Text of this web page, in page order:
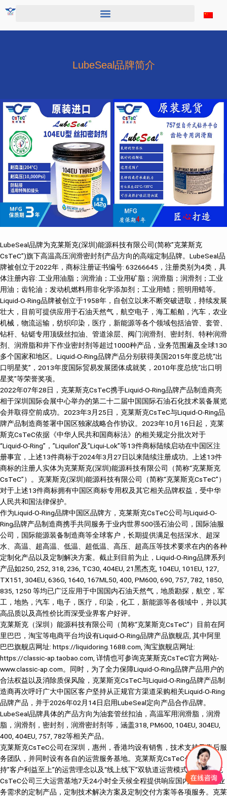
LubeSeal品牌简介
LubeSeal品牌为克莱斯克(深圳)能源科技有限公司(简称”克莱斯克
CsTeC”)旗下高温高压润滑密封剂产品方向的高端定制品牌。LubeSeal品
牌被创立于2022年，商标注册证书编号: 63266645，注册类别为4类，具
体注册内容: 工业用油脂；润滑油；工业用矿脂；润滑脂；润滑剂；工业
用油；齿轮油；发动机燃料用非化学添加剂；工业用蜡；照明用蜡等。
Liquid-O-Ring品牌被创立于1958年，自创立以来不断突破进取，持续发展
壮大，目前可提供应用于石油天然气，航空电子，海工船舶，汽车，农业
机械，物流运输，纺织印染，医疗，新能源等各个领域包括油管、套管、
钻杆、钻铤专用顶级丝扣油、管道涂层、阀门润滑剂、密封剂、特种润滑
剂、润滑脂和井下作业密封剂等超过1000种产品，业务范围遍及全球130
多个国家和地区。Liquid-O-Ring品牌产品分别获得美国2015年度总统“出
口明星奖”，2013年度国际贸易发展团体成就奖，2010年度总统“出口明
星奖”等荣誉奖项。
2022年07年28日，克莱斯克CsTeC携手Liquid-O-Ring品牌产品制造商亮
相于深圳国际会展中心举办的第二十二届中国国际石油石化技术装备展览
会并取得空前成功。2023年3月25日，克莱斯克CsTeC与Liquid-O-Ring品
牌产品制造商签署中国区独家战略合作协议。2023年10月16日起，克莱
斯克CsTeC依据《中华人民共和国商标法》的相关规定分批次对于
“Liquid-O-Ring”，”Liquilon”及”Liqui-Lok”等13件商标陆续启动在中国区注
册事宜，上述13件商标于2024年3月27日以来陆续注册成功。上述13件
商标的注册人实体为克莱斯克(深圳)能源科技有限公司（简称“克莱斯克
CsTeC”）。克莱斯克(深圳)能源科技有限公司（简称“克莱斯克CsTeC”）
对于上述13件商标拥有中国区商标专用权及其它相关品牌权益，受中华
人民共和国法律保护。
作为Liquid-O-Ring品牌中国区品牌方，克莱斯克CsTeC公司与Liquid-O-
Ring品牌产品制造商携手共同服务于业内世界500强石油公司，国际油服
公司，国际能源装备制造商等全球客户，长期提供满足包括深水、超深
水、高温、超高温、低温、超低温、高压、超高压等技术要求在内的各种
定制化产品以及定制解决方案。截止到目前为止，Liquid-O-Ring品牌系列
产品如250, 252, 318, 236, TC30, 404EU, 21黑杰克, 104EU, 101EU, 127,
TX151, 304EU, 636G, 1640, 167ML50, 400, PM600, 690, 757, 782, 1850,
835, 1250 等均已广泛应用于中国国内石油天然气，地质勘探，航空，军
工，地热，汽车，电子，医疗，印染，化工，新能源等各领域中，并以其
高品质以及高性价比而深受业界客户好评。
克莱斯克（深圳）能源科技有限公司（简称“克莱斯克CsTeC”）目前在阿
里巴巴，淘宝等电商平台均设有Liquid-O-Ring品牌产品旗舰店, 其中阿里
巴巴旗舰店网址: https://liquidoring.1688.com, 淘宝旗舰店网址:
https://classic-ap.taobao.com, 详情也可参询克莱斯克CsTeC官方网站-
www.classic-ap.com。同时，为了全力保障Liquid-O-Ring品牌产品用户的
合法权益以及消除质保风险，克莱斯克CsTeC与Liquid-O-Ring品牌产品制
造商再次呼吁广大中国区客户坚持从正规官方渠道采购相关Liquid-O-Ring
品牌产品，并于2026年02月14日启用LubeSeal定向产品合作品牌。
LubeSeal品牌具体的产品方向为油套管丝扣油，高温军用润滑脂，润滑
脂，润滑剂，密封剂，润滑密封剂等，涵盖318, PM600, 104EU, 304EU,
400, 404EU, 757, 782等相关产品。
克莱斯克CsTeC公司在深圳，惠州，香港均设有销售，技术支持及售后服
务团队，并同时设有各自的运营服务基地。克莱斯克CsTeC公司始终坚
持”客户利益至上”的运营理念以及“线上线下”双轨道运营模式。克莱斯克
CsTeC公司三大运营基地7天24小时全天候全程提供响应国内国际客户业
务需求的定制产品，定制技术解决方案及定制交付方案等各项服务。克莱